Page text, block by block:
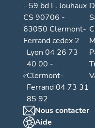
- 59 bd L. Jouhaux
CS 90706 -
63050 Clermont-
Ferrand cedex 2
Lyon 04 26 73
40 00 -
Clermont-
Ferrand 04 73 31
85 92
Nous contacter
Aide